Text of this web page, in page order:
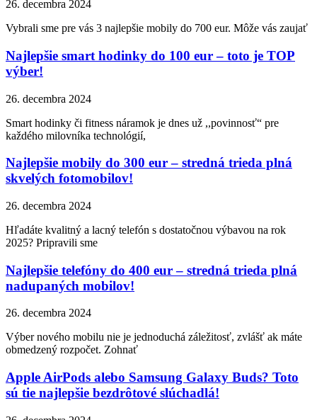
26. decembra 2024
Vybrali sme pre vás 3 najlepšie mobily do 700 eur. Môže vás zaujať
Najlepšie smart hodinky do 100 eur – toto je TOP
výber!
26. decembra 2024
Smart hodinky či fitness náramok je dnes už ,,povinnosť“ pre
každého milovníka technológií,
Najlepšie mobily do 300 eur – stredná trieda plná
skvelých fotomobilov!
26. decembra 2024
Hľadáte kvalitný a lacný telefón s dostatočnou výbavou na rok
2025? Pripravili sme
Najlepšie telefóny do 400 eur – stredná trieda plná
nadupaných mobilov!
26. decembra 2024
Výber nového mobilu nie je jednoduchá záležitosť, zvlášť ak máte
obmedzený rozpočet. Zohnať
Apple AirPods alebo Samsung Galaxy Buds? Toto
sú tie najlepšie bezdrôtové slúchadlá!